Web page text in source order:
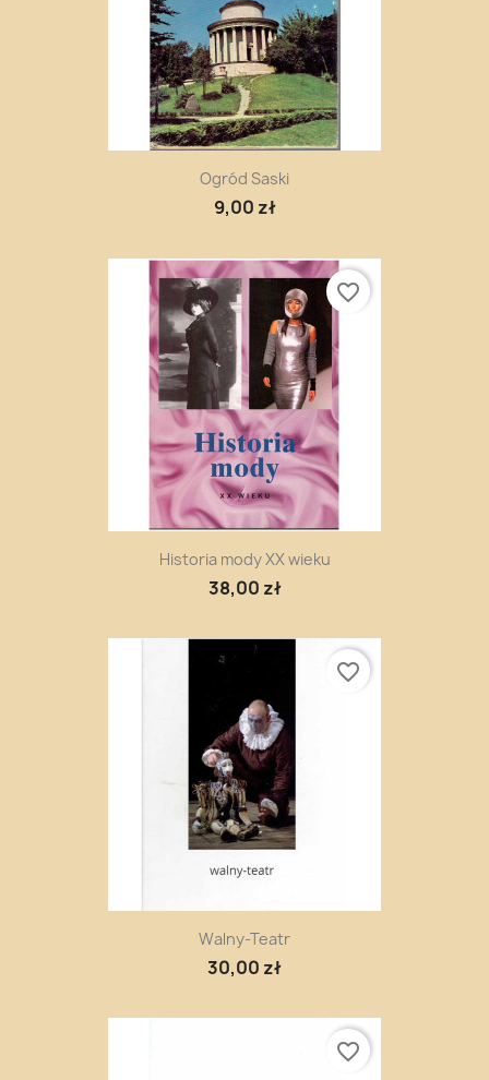
Ogród Saski
9,00 zł
Historia mody XX wieku
38,00 zł
favorite_border
Walny-Teatr
30,00 zł
favorite_border
favorite_border